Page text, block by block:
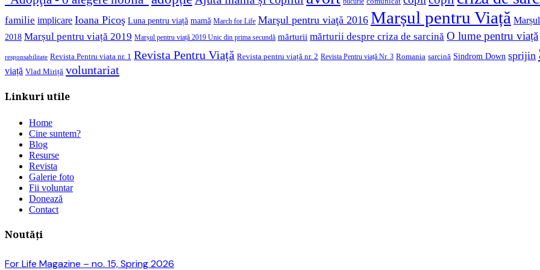
familie implicare Ioana Picoş Luna pentru viață mamă March for Life Marşul pentru viaţă 2016 Marșul pentru Viață
2018 Marșul pentru viață 2019 Marșul pentru viață 2019 Unic din prima secundă mărturii mărturii despre criza de sarcină O lume pentru viață
responsabilitate Revista Pentru viata nr. 1 Revista Pentru Viață Revista pentru viață nr. 2 Revista Pentru viață Nr. 3 Romania sarcină Sindrom Down sprijin
viață Vlad Miriță voluntariat
Linkuri utile
Home
Cine suntem?
Blog
Resurse
Revista
Galerie foto
Fii voluntar
Donează
Contact
Noutăți
For Life Magazine – no. 15, Spring 2026